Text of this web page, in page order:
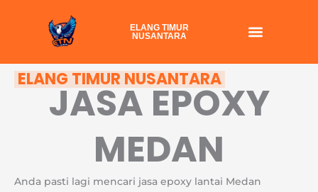
ELANG TIMUR
NUSANTARA
ELANG TIMUR NUSANTARA
JASA EPOXY
MEDAN
Anda pasti lagi mencari jasa epoxy lantai Medan